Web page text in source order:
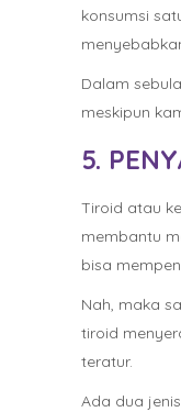
konsumsi
Dalam
meskipun
5.
Tiroid atau
membantu
bisa
Nah, maka
tiroid
teratur.
Ada dua